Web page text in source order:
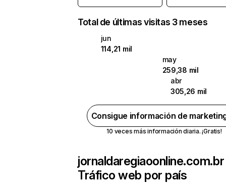
Total de últimas visitas 3 meses
jun
114,21 mil
may
259,38 mil
abr
305,26 mil
Consigue información de
10 veces más información diaria. ¡Gratis!
jornaldaregiaoonline.com.br
Tráfico web por país